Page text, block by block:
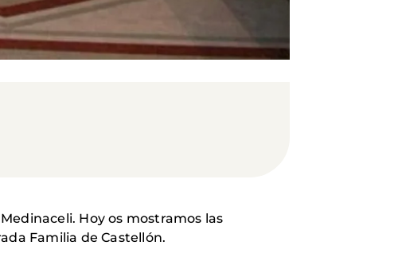
Hoy os mostramos las
Familia de Castellón.